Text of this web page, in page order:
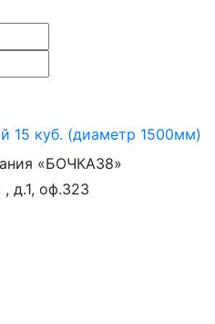
«БОЧКА38»
, д.1, оф.323